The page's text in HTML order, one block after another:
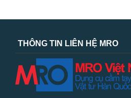
THÔNG TIN LIÊN HỆ MRO